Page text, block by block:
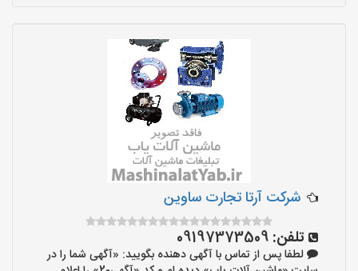
شرکت آرتا تجارت ساوین
تلفن: 09197373509
لطفا پس از تماس با آگهی دهنده بگویید: «آگهی شما را در